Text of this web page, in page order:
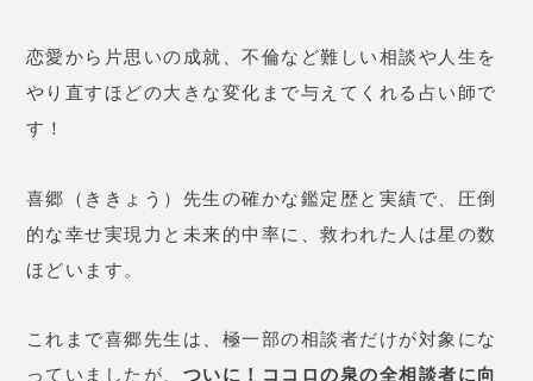
恋愛から片思いの成就、不倫など難しい相談や人生を
やり直すほどの大きな変化まで与えてくれる占い師で
す！
喜郷（ききょう）先生の確かな鑑定歴と実績で、圧倒
的な幸せ実現力と未来的中率に、救われた人は星の数
ほどいます。
これまで喜郷先生は、極一部の相談者だけが対象にな
っていましたが、 ついに！ココロの泉の全相談者に向